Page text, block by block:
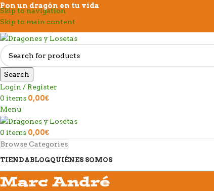
Skip to navigation
Skip to main content
Pon un dragón en tu vida
Search
Login / Register
0 items 0,00€
Menu
0 items 0,00€
Browse Categories
TIENDABLOGQUIÉNES SOMOS
Marc André